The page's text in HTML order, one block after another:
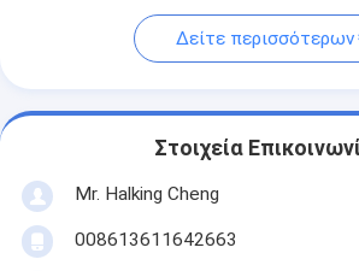
Δείτε περισσότερων
Στοιχεία
Mr. Halking Cheng
008613611642663